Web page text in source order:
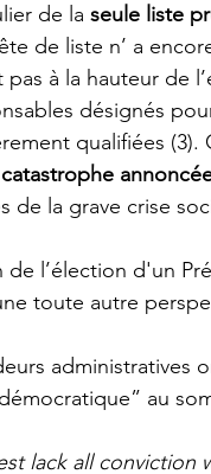
de la seule liste
de liste n’ a
à la hauteur de
désignés
qualifiées
catastrophe
de la grave crise
de l’élection d'un
toute autre
administratives
au
lack all conviction